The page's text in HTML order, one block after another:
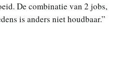
De combinatie van 2 jobs,
is anders niet houdbaar.”